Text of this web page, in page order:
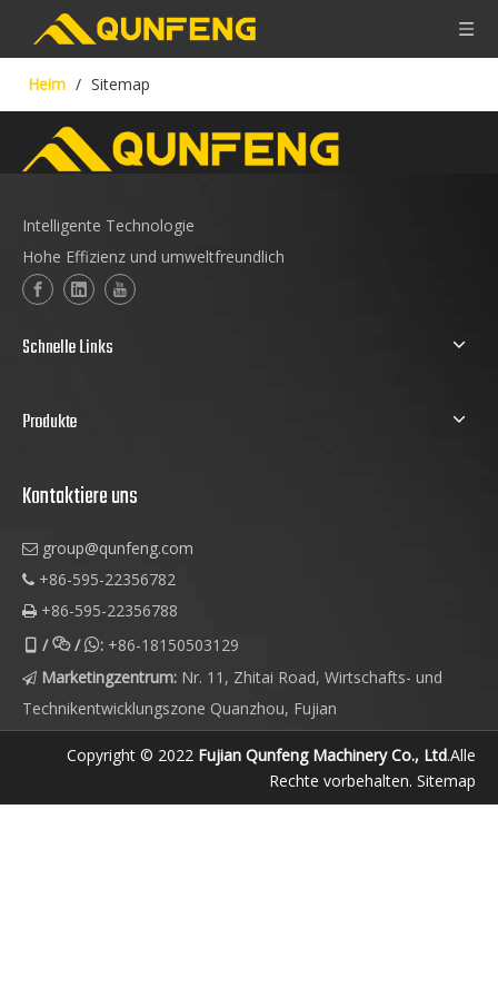
Heim / Sitemap
Intelligente Technologie
Hohe Effizienz und umweltfreundlich
Schnelle Links
Produkte
Kontaktiere uns
 group@qunfeng.com
 +86-595-22356782
 +86-595-22356788
 //: +86-18150503129
 Marketingzentrum: Nr. 11, Zhitai Road, Wirtschafts- und
Technikentwicklungszone Quanzhou, Fujian
Copyright © 2022 Fujian Qunfeng Machinery Co., Ltd.Alle
Rechte vorbehalten. Sitemap